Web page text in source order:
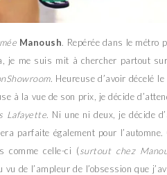
Manoush. Repérée dans le métro
je me suis mit à chercher partout
. Heureuse d’avoir décelé
à la vue de son prix, je décide
Lafayette. Ni une ni deux, je décide
parfaite également pour l’automne.
comme celle-ci (surtout chez
vu de l’ampleur de l’obsession que